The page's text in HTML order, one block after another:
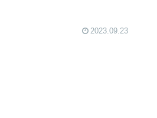
2023.09.23